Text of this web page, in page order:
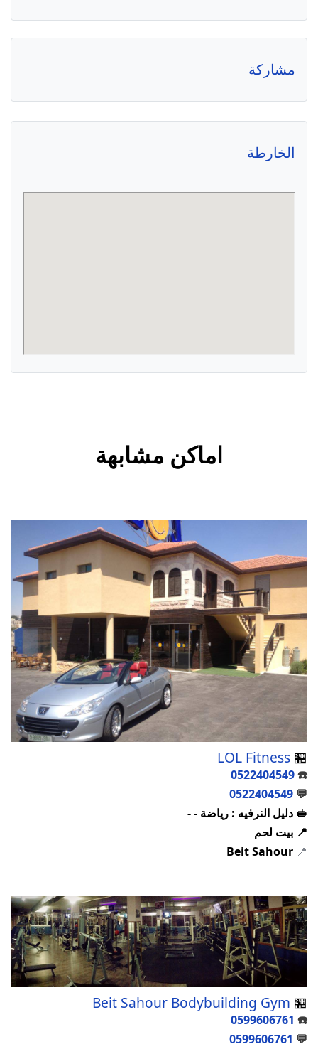
مشاركة
الخارطة
اماكن مشابهة
🏪
LOL Fitness
☎️
0522404549
💬
0522404549
🥪 دليل النرفيه : رياضة - -
📍 بيت لحم
📍
Beit Sahour
🏪
Beit Sahour Bodybuilding Gym
☎️
0599606761
💬
0599606761